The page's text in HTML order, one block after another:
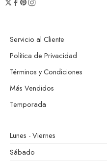
Servicio al Cliente
Política de Privacidad
Términos y Condiciones
Más Vendidos
Temporada
Lunes - Viernes
Sábado